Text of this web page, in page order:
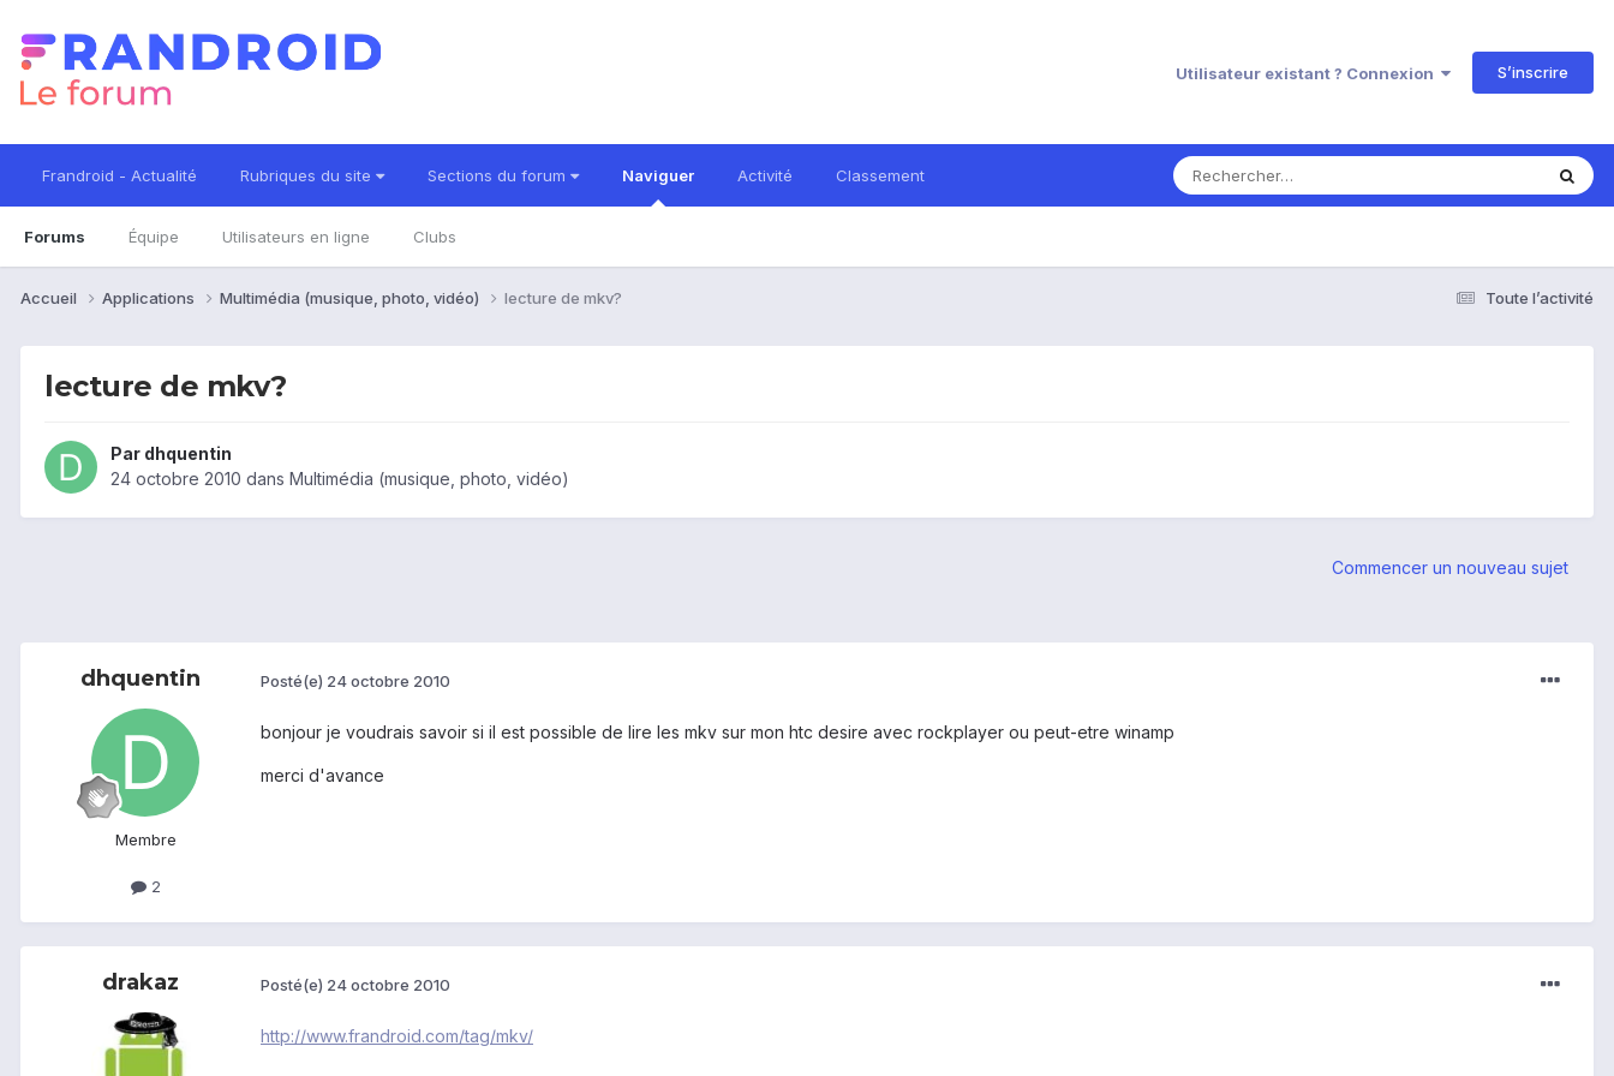
Utilisateur existant ? Connexion S’inscrire
Frandroid - Actualité Rubriques du site Sections du forum Naviguer
Forums Équipe Utilisateurs en ligne Clubs
Activité Classement
Toute l’activité
Accueil Applications Multimédia (musique, photo, vidéo) lecture de mkv?
lecture de mkv?
Par dhquentin
24 octobre 2010 dans Multimédia (musique, photo, vidéo)
Commencer un nouveau sujet
dhquentin
Membre
2
Posté(e) 24 octobre 2010
bonjour je voudrais savoir si il est possible de lire les mkv sur mon htc desire avec rockplayer ou peut-etre winamp
merci d'avance
drakaz Posté(e) 24 octobre 2010
http://www.frandroid.com/tag/mkv/